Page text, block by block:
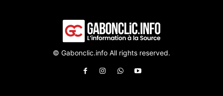
© Gabonclic.info All rights reserved.